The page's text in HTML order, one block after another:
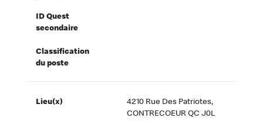
ID Quest
secondaire
Classification
du poste
Lieu(x)
4210 Rue Des Patriotes,
CONTRECOEUR QC J0L